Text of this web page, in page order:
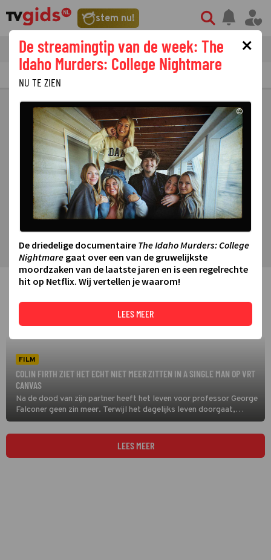
stem nu!
tvgids streaming nieuws
PRIMETIME GEMIST
FILM
COLIN FIRTH ZIET HET ECHT NIET MEER ZITTEN IN A SINGLE MAN OP VRT
CANVAS
Na de dood van zijn partner heeft het leven voor professor George
Falconer geen zin meer. Terwijl het dagelijks leven doorgaat,
bereidt hij zich in A Single Man voor op zijn dood: George gaat
zelfmoord plegen.
LEES MEER
×
De streamingtip van de week: The
Idaho Murders: College Nightmare
NU TE ZIEN
©
De driedelige documentaire The Idaho Murders: College
Nightmare gaat over een van de gruwelijkste
moordzaken van de laatste jaren en is een regelrechte
hit op Netflix. Wij vertellen je waarom!
LEES MEER